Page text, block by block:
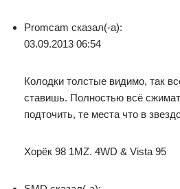
Promcam сказал(-а):
03.09.2013 06:54
Колодки толстые видимо, так
ставишь. Полностью всё
подточить, те места что в
Хорёк 98 1MZ. 4WD & Vista 95